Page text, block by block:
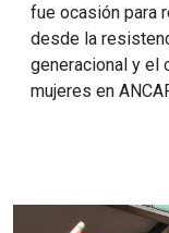
fue ocasión para
desde la
generacional y el
mujeres en
Imagen